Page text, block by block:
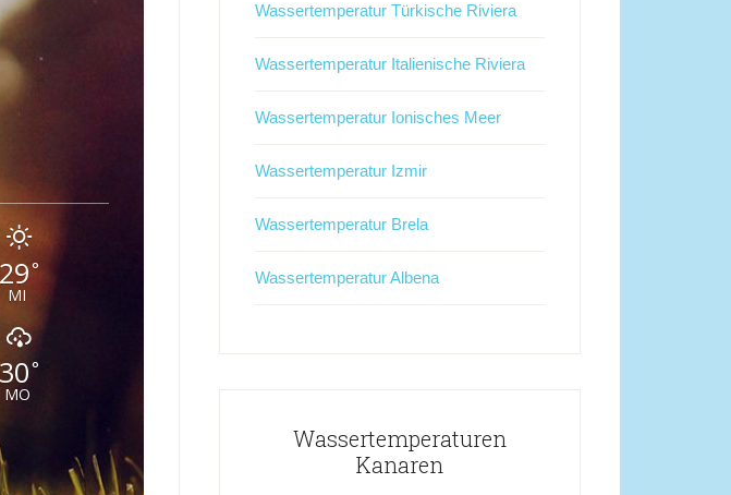
29°
MI
30°
MO
Wassertemperatur Türkische Riviera
Wassertemperatur Italienische Riviera
Wassertemperatur Ionisches Meer
Wassertemperatur Izmir
Wassertemperatur Brela
Wassertemperatur Albena
Wassertemperaturen
Kanaren